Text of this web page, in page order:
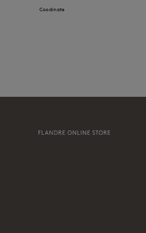
Coodinate